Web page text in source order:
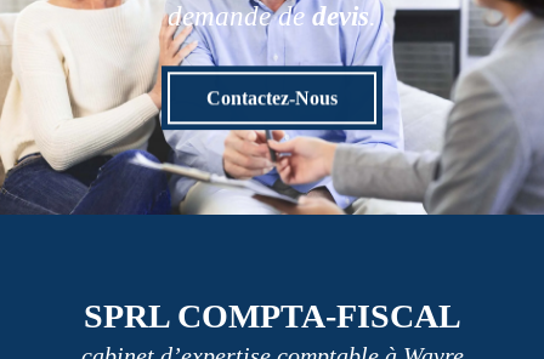
demande de devis.
Contactez-Nous
SPRL COMPTA-FISCAL